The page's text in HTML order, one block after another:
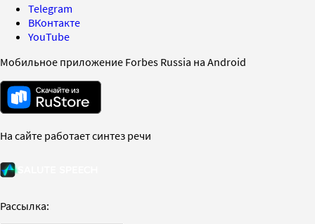
Telegram
ВКонтакте
YouTube
Мобильное приложение Forbes Russia на Android
На сайте работает синтез речи
Рассылка: